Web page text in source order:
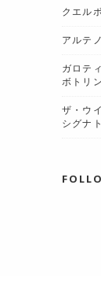
クエル
アルテ
ガロテ
ボトリ
ザ・ウ
シグナ